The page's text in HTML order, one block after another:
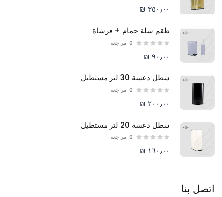
٣٥٠٫٠٠ ₪
طقم سلة حمام + فرشاة
0 مراجعة
٩٠٫٠٠ ₪
سطل دعسة 30 لتر مستطيل
0 مراجعة
٢٠٠٫٠٠ ₪
سطل دعسة 20 لتر مستطيل
0 مراجعة
١٦٠٫٠٠ ₪
اتصل بنا